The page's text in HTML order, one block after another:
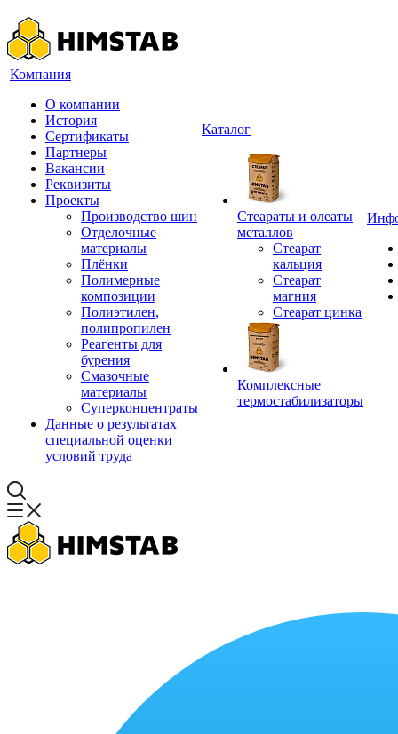
Компания
О компании
История
Сертификаты
Партнеры
Вакансии
Реквизиты
Проекты
Производство шин
Отделочные
материалы
Плёнки
Полимерные
композиции
Полиэтилен,
полипропилен
Реагенты для
бурения
Смазочные
материалы
Суперконцентраты
Данные о результатах
специальной оценки
условий труда
Каталог
Стеараты и олеаты
металлов
Стеарат
кальция
Стеарат
магния
Стеарат цинка
Комплексные
термостабилизаторы